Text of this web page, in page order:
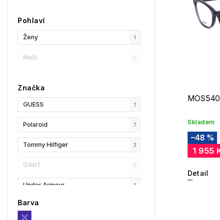
Pohlaví
Ženy 1
Muži 0
Značka
GUESS 1
Polaroid 7
Tommy Hilfiger 3
GANT 0
Under Armour 1
Privé Revaux
Barva
Skladem
–48 %
1 955
Detail